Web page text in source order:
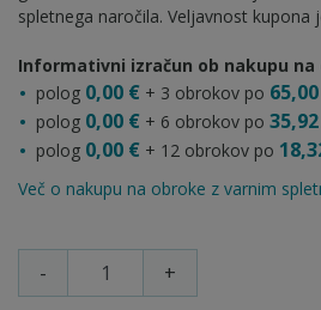
spletnega naročila. Veljavnost kupona
Informativni izračun ob nakupu na
polog 0,00 € + 3 obrokov po
polog 0,00 € + 6 obrokov po
polog 0,00 € + 12 obrokov po
Več o nakupu na obroke z varnim
- +